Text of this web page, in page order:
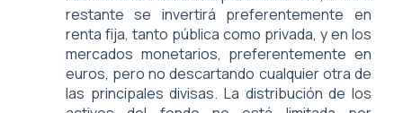
restante se invertirá preferentemente en
renta fija, tanto pública como privada, y en los
mercados monetarios, preferentemente en
euros, pero no descartando cualquier otra de
las principales divisas. La distribución de los